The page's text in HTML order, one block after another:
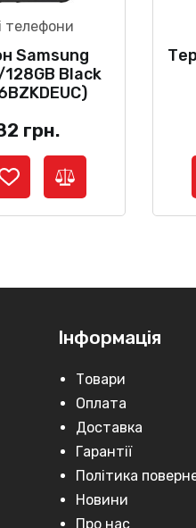
телефони
Samsung
Black
грн.
Інформація
Товари
Оплата
Доставка
Гарантії
Політика
Новини
Про нас